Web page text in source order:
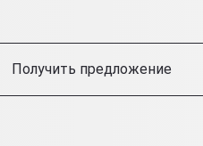
Получить предложение